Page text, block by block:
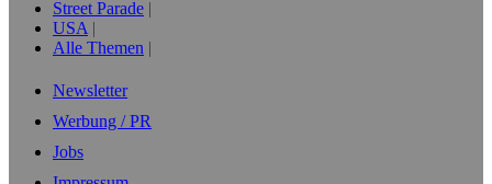
Street Parade
USA
Alle Themen
Newsletter
Werbung / PR
Jobs